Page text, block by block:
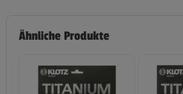
Ähnliche Produkte